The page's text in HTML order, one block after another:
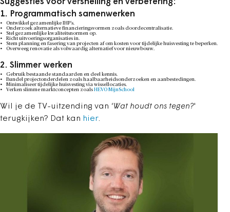
Suggesties voor versnelling en verbetering:
1. Programmatisch samenwerken
Ontwikkel gezamenlijke IHP’s.
Onderzoek alternatieve financieringsvormen zoals doordecentralisatie.
Stel gezamenlijke kwaliteitsnormen op.
Richt uitvoeringsorganisaties in.
Stem planning en fasering van projecten af om kosten voor tijdelijke huisvesting te beperken.
Overweeg renovatie als volwaardig alternatief voor nieuwbouw.
2. Slimmer werken
Gebruik bestaande standaarden en deel kennis.
Bundel projectonderdelen zoals haalbaarheidsonderzoeken en aanbestedingen.
Minimaliseer tijdelijke huisvesting via wissellocaties.
Verken slimme marktconcepten zoals HEVO MijnSchool
Wil je de TV-uitzending van 'Wat houdt ons tegen?'
terugkijken? Dat kan hier.